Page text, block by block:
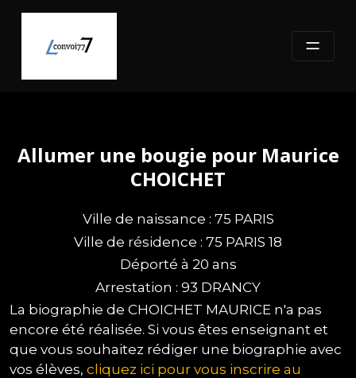
content
Allumer une bougie pour Maurice
CHOICHET
Ville de naissance : 75 PARIS
Ville de résidence : 75 PARIS 18
Déporté à 20 ans
Arrestation : 93 DRANCY
La biographie de CHOICHET MAURICE n'a pas
encore été réalisée. Si vous êtes enseignant et
que vous souhaitez rédiger une biographie avec
vos élèves, cliquez ici pour vous inscrire au